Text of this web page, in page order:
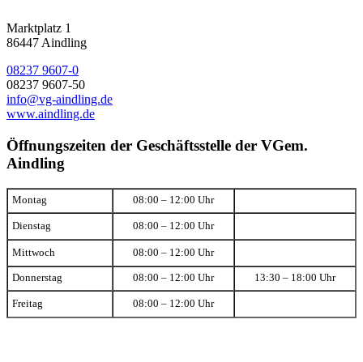
Marktplatz 1
86447 Aindling
08237 9607-0
08237 9607-50
info@vg-aindling.de
www.aindling.de
Öffnungszeiten der Geschäftsstelle der VGem.
Aindling
Montag 08:00 – 12:00 Uhr
Dienstag 08:00 – 12:00 Uhr
Mittwoch 08:00 – 12:00 Uhr
Donnerstag 08:00 – 12:00 Uhr 13:30 – 18:00 Uhr
Freitag 08:00 – 12:00 Uhr